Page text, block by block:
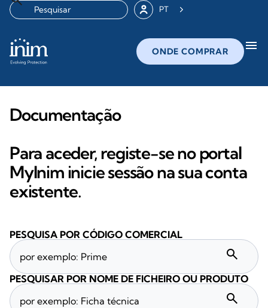
PT
ONDE COMPRAR menu
Documentação
Para aceder, registe-se no portal
MyInim inicie sessão na sua conta
existente.
PESQUISA POR CÓDIGO COMERCIAL
search
PESQUISAR POR NOME DE FICHEIRO OU PRODUTO
search